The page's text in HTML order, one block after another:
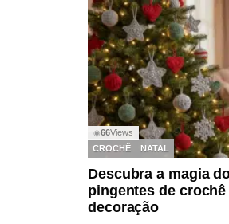
◉66Views
CROCHÊ
NATAL
Descubra a magia
pingentes de
decoração